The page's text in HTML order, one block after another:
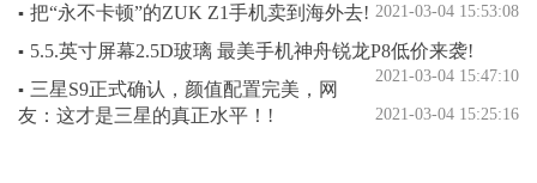
▪ 把“永不卡顿”的ZUK Z1手机卖到海外去! 2021-03-04 15:53:08
▪ 5.5.英寸屏幕2.5D玻璃 最美手机神舟锐龙P8低价来袭!
2021-03-04 15:47:10
▪ 三星S9正式确认，颜值配置完美，网
友：这才是三星的真正水平！!
2021-03-04 15:25:16